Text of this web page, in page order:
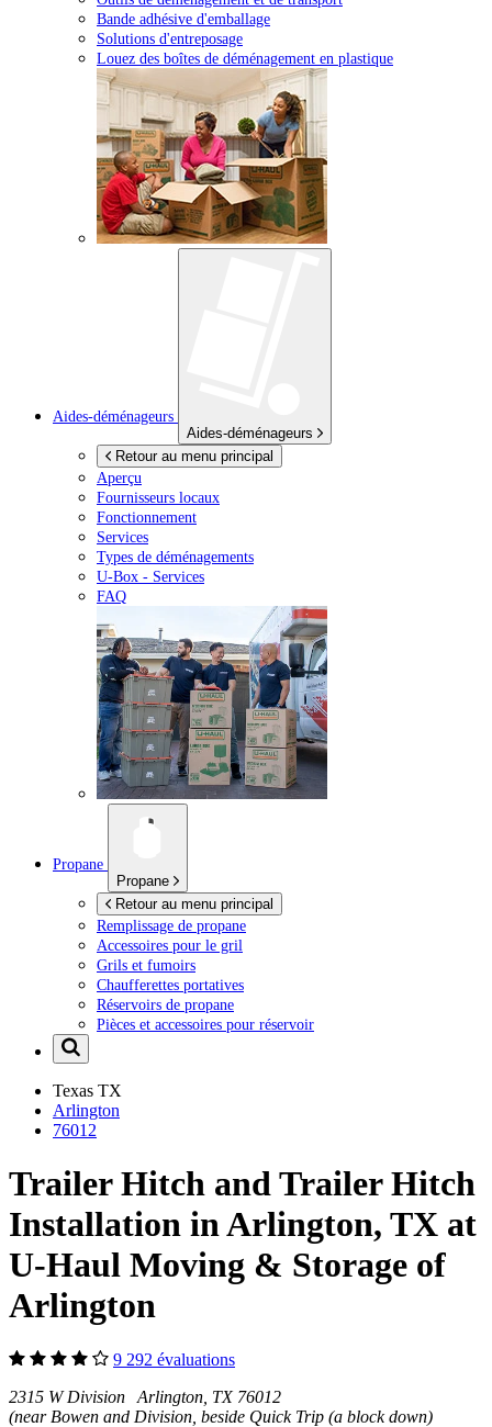
Bande adhésive d'emballage
Solutions d'entreposage
Louez des boîtes de déménagement en plastique
Aides-déménageurs
Aides-déménageurs
Retour au menu principal
Aperçu
Fournisseurs locaux
Fonctionnement
Services
Types de déménagements
U-Box - Services
FAQ
Propane
Propane
Retour au menu principal
Remplissage de propane
Accessoires pour le gril
Grils et fumoirs
Chaufferettes portatives
Réservoirs de propane
Pièces et accessoires pour réservoir
Texas TX
Arlington
76012
Trailer Hitch and Trailer Hitch
Installation in Arlington, TX at
U-Haul Moving & Storage of
Arlington
9 292 évaluations
2315 W Division Arlington, TX 76012
(near Bowen and Division, beside Quick Trip (a block down)